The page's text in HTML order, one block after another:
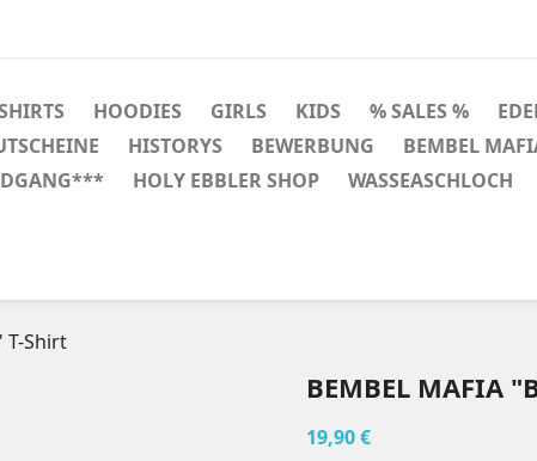
HOODIES GIRLS KIDS % SALES %
HISTORYS BEWERBUNG BEMBEL
HOLY EBBLER SHOP WASSEASCHLOCH
T-Shirt
BEMBEL MAFIA
19,90 €